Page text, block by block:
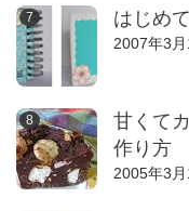
はじめ
2007年3
甘くて
作り方
2005年3